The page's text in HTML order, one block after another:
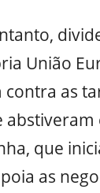
União
as
abstiveram
que
as